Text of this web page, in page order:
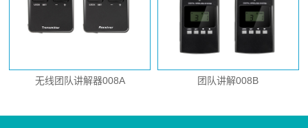
无线团队讲解器008A 团队讲解008B